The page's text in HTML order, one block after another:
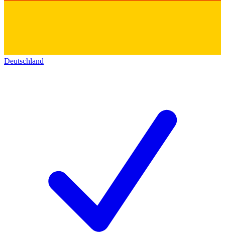
Deutschland